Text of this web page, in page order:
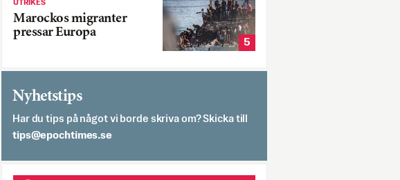
UTRIKES
Marockos migranter
pressar Europa
5
Nyhetstips
Har du tips på något vi borde skriva om? Skicka till
es.semithcope@spit